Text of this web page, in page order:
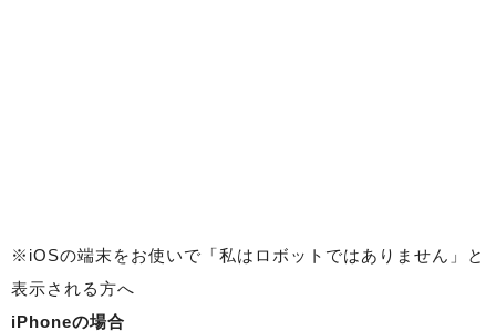
※iOSの端末をお使いで「私はロボットではありません」と
表示される方へ
iPhoneの場合